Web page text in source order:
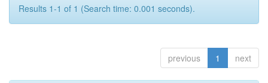
Results 1-1 of 1 (Search time: 0.001 seconds).
previous 1 next